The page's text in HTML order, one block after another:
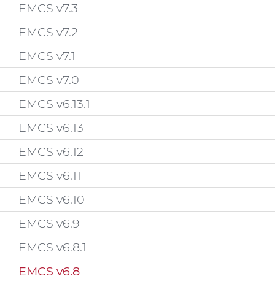
EMCS v7.3
EMCS v7.2
EMCS v7.1
EMCS v7.0
EMCS v6.13.1
EMCS v6.13
EMCS v6.12
EMCS v6.11
EMCS v6.10
EMCS v6.9
EMCS v6.8.1
EMCS v6.8